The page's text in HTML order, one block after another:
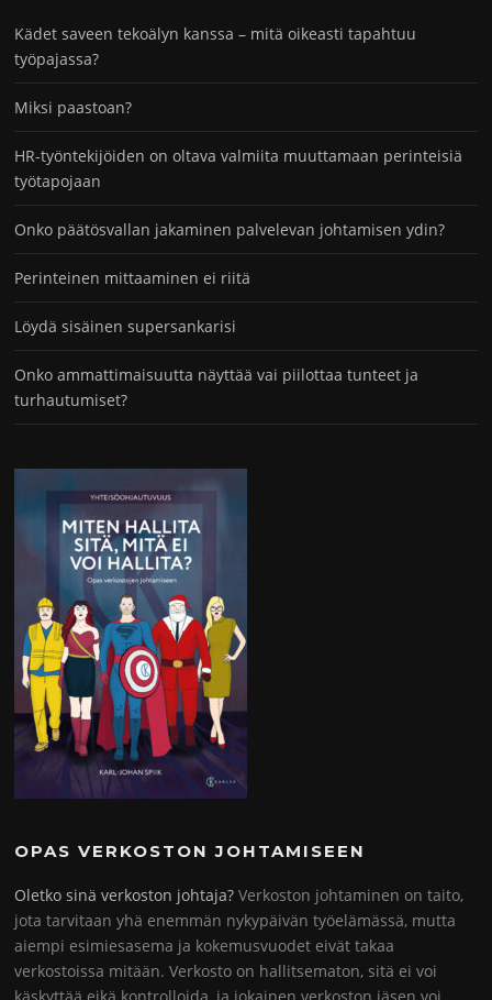
Kädet saveen tekoälyn kanssa – mitä oikeasti tapahtuu
työpajassa?
Miksi paastoan?
HR-työntekijöiden on oltava valmiita muuttamaan perinteisiä
työtapojaan
Onko päätösvallan jakaminen palvelevan johtamisen ydin?
Perinteinen mittaaminen ei riitä
Löydä sisäinen supersankarisi
Onko ammattimaisuutta näyttää vai piilottaa tunteet ja
turhautumiset?
OPAS VERKOSTON JOHTAMISEEN
Oletko sinä verkoston johtaja? Verkoston johtaminen on taito,
jota tarvitaan yhä enemmän nykypäivän työelämässä, mutta
aiempi esimiesasema ja kokemusvuodet eivät takaa
verkostoissa mitään. Verkosto on hallitsematon, sitä ei voi